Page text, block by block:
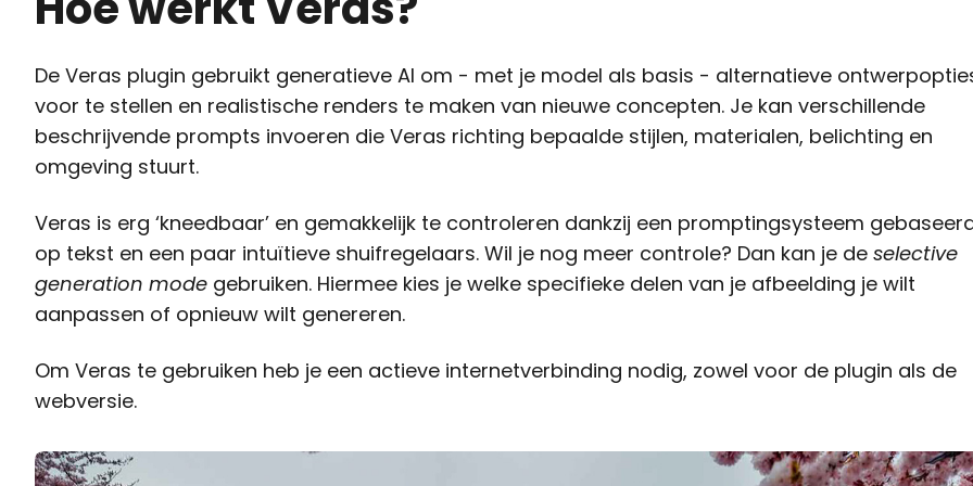
De Veras plugin gebruikt generatieve AI om - met je model als basis - alternatieve
voor te stellen en realistische renders te maken van nieuwe concepten. Je kan verschillende
beschrijvende prompts invoeren die Veras richting bepaalde stijlen, materialen, belichting en
omgeving stuurt.
Veras is erg ‘kneedbaar’ en gemakkelijk te controleren dankzij een promptingsysteem
op tekst en een paar intuïtieve shuifregelaars. Wil je nog meer controle? Dan kan je de selective
generation mode gebruiken. Hiermee kies je welke specifieke delen van je afbeelding je wilt
aanpassen of opnieuw wilt genereren.
Om Veras te gebruiken heb je een actieve internetverbinding nodig, zowel voor de plugin als de
webversie.